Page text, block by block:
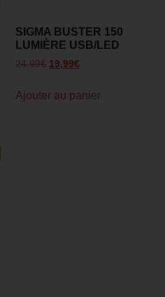
SIGMA BUSTER 150
LUMIÈRE USB/LED
24,99€ 19,99€
Ajouter au panier